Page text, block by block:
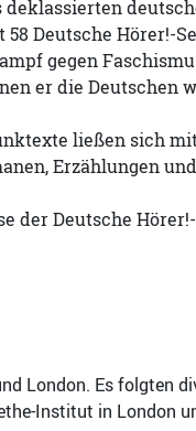
58 Deutsche Hörer!-
gegen
er die Deutschen
ließen sich
Erzählungen
der Deutsche
London. Es folgten
Institut in London